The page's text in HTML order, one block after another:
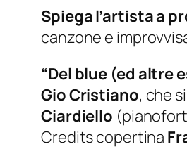
Spiega l’artista a
canzone e
“Del blue (ed altre
Gio Cristiano, che
Ciardiello
Credits copertina